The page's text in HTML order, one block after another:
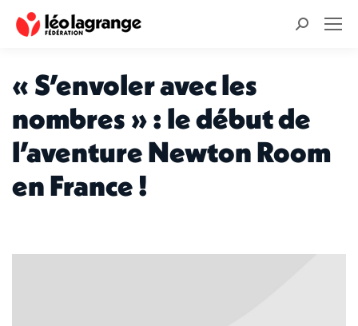
Recherche
« S’envoler avec les
nombres » : le début de
l’aventure Newton Room
en France !